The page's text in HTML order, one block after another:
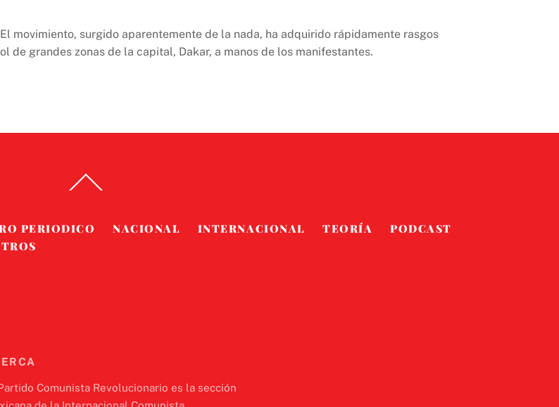
movimiento, surgido aparentemente de la nada, ha adquirido rápidamente rasgos
grandes zonas de la capital, Dakar, a manos de los manifestantes.
To
PERIODICO NACIONAL INTERNACIONAL TEORÍA
PODCAST
Comunista Revolucionario es la sección